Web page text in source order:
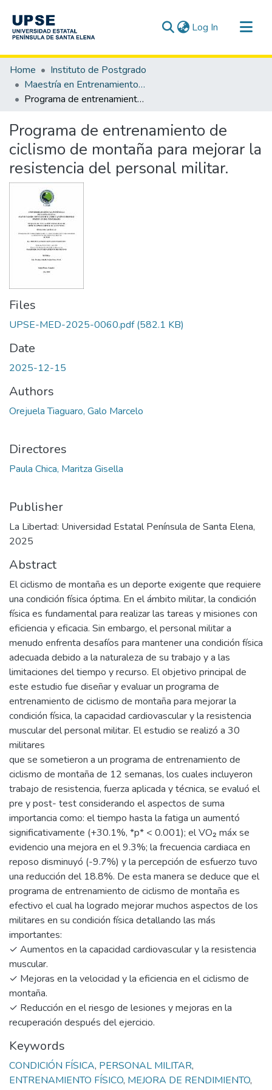
Log In (current)
Communities & Collections
All of DSpace
Statistics
Home
Instituto de Postgrado
Maestría en Entrenamiento Deportivo
Programa de entrenamiento de ciclismo de montaña para mejorar la resistencia del personal militar.
Programa de entrenamiento de
ciclismo de montaña para mejorar la
resistencia del personal militar.
Files
UPSE-MED-2025-0060.pdf(582.1 KB)
Date
2025-12-15
Authors
Orejuela Tiaguaro, Galo Marcelo
Directores
Paula Chica, Maritza Gisella
Publisher
La Libertad: Universidad Estatal Península de Santa Elena,
2025
Abstract
El ciclismo de montaña es un deporte exigente que requiere
una condición física óptima. En el ámbito militar, la condición
física es fundamental para realizar las tareas y misiones con
eficiencia y eficacia. Sin embargo, el personal militar a
menudo enfrenta desafíos para mantener una condición física
adecuada debido a la naturaleza de su trabajo y a las
limitaciones del tiempo y recurso. El objetivo principal de
este estudio fue diseñar y evaluar un programa de
entrenamiento de ciclismo de montaña para mejorar la
condición física, la capacidad cardiovascular y la resistencia
muscular del personal militar. El estudio se realizó a 30
militares
que se sometieron a un programa de entrenamiento de
ciclismo de montaña de 12 semanas, los cuales incluyeron
trabajo de resistencia, fuerza aplicada y técnica, se evaluó el
pre y post- test considerando el aspectos de suma
importancia como: el tiempo hasta la fatiga un aumentó
significativamente (+30.1%, *p* < 0.001); el VO₂ máx se
evidencio una mejora en el 9.3%; la frecuencia cardiaca en
reposo disminuyó (-9.7%) y la percepción de esfuerzo tuvo
una reducción del 18.8%. De esta manera se deduce que el
programa de entrenamiento de ciclismo de montaña es
efectivo el cual ha logrado mejorar muchos aspectos de los
militares en su condición física detallando las más
importantes:
✓ Aumentos en la capacidad cardiovascular y la resistencia
muscular.
✓ Mejoras en la velocidad y la eficiencia en el ciclismo de
montaña.
✓ Reducción en el riesgo de lesiones y mejoras en la
recuperación después del ejercicio.
Keywords
CONDICIÓN FÍSICA, PERSONAL MILITAR,
ENTRENAMIENTO FÍSICO, MEJORA DE RENDIMIENTO,